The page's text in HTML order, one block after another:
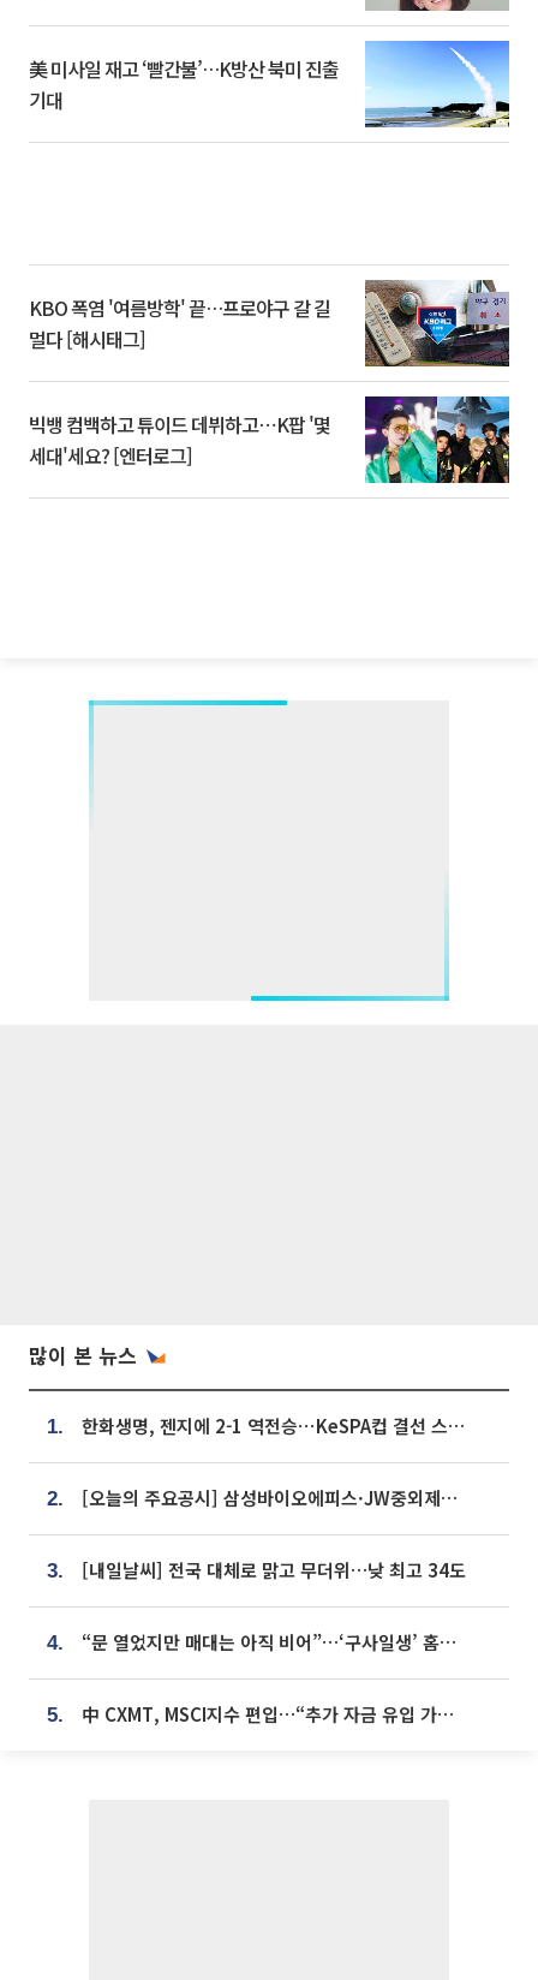
美 미사일 재고 ‘빨간불’…K방산 북미 진출
기대
KBO 폭염 '여름방학' 끝…프로야구 갈 길
멀다 [해시태그]
빅뱅 컴백하고 튜이드 데뷔하고⋯K팝 '몇
세대'세요? [엔터로그]
많이 본 뉴스
1. 한화생명, 젠지에 2-1 역전승⋯KeSPA컵 결선 스테이지 2 직행
2. [오늘의 주요공시] 삼성바이오에피스·JW중외제약·한미반도체·SK바이오사이언스 등
3. [내일날씨] 전국 대체로 맑고 무더위…낮 최고 34도
4. “문 열었지만 매대는 아직 비어”…‘구사일생’ 홈플러스, 정상화 시험대[르포]
5. 中 CXMT, MSCI지수 편입…“추가 자금 유입 가능성”